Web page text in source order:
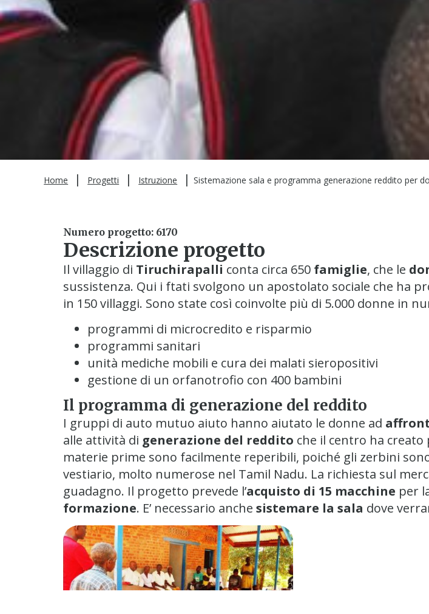
Home | Progetti | Istruzione |Sistemazione sala e programma generazione reddito per
Numero progetto: 6170
Descrizione progetto
Il villaggio di Tiruchirapalli conta circa 650 famiglie, che le
sussistenza. Qui i ftati svolgono un apostolato sociale che ha
in 150 villaggi. Sono state così coinvolte più di 5.000 donne in
programmi di microcredito e risparmio
programmi sanitari
unità mediche mobili e cura dei malati sieropositivi
gestione di un orfanotrofio con 400 bambini
Il programma di generazione del reddito
I gruppi di auto mutuo aiuto hanno aiutato le donne ad
alle attività di generazione del reddito che il centro ha creato
materie prime sono facilmente reperibili, poiché gli zerbini
vestiario, molto numerose nel Tamil Nadu. La richiesta sul
guadagno. Il progetto prevede l’acquisto di 15 macchine per
formazione. E’ necessario anche sistemare la sala dove